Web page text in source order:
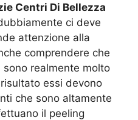
Centri Di Bellezza
ci deve
attenzione alla
comprendere che
realmente molto
essi devono
che sono altamente
il peeling